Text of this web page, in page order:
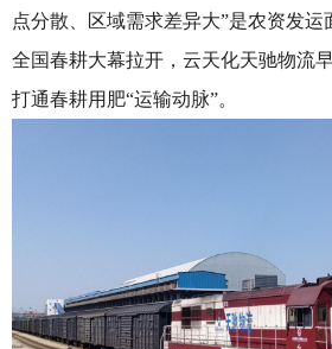
点分散、区域需求差异大”是农资发
全国春耕大幕拉开，云天化天驰物流
打通春耕用肥“运输动脉”。